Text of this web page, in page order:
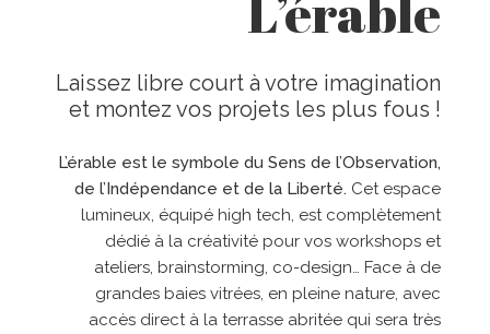
Laissez libre court à votre imagination
et montez vos projets les plus fous !
L’érable est le symbole du Sens de l’Observation,
de l’Indépendance et de la Liberté. Cet espace
lumineux, équipé high tech, est complètement
dédié à la créativité pour vos workshops et
ateliers, brainstorming, co-design… Face à de
grandes baies vitrées, en pleine nature, avec
accès direct à la terrasse abritée qui sera très